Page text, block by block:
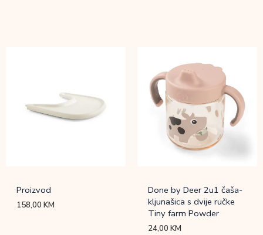
Proizvod
158,00KM
Done by Deer 2u1 čaša-
kljunašica s dvije ručke
Tiny farm Powder
24,00KM